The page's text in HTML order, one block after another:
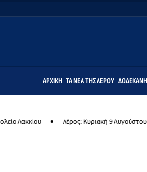
ΑΡΧΙΚΉ ΤΑ ΝΈΑ ΤΗΣ ΛΈΡΟΥ
Λέρος: Κυριακή 9 Αυγούστου το μεγαλύτερο